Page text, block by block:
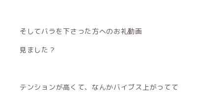
そしてバラを下さった方へのお礼動画
見ました？
テンションが高くて、なんかバイブス上がってて